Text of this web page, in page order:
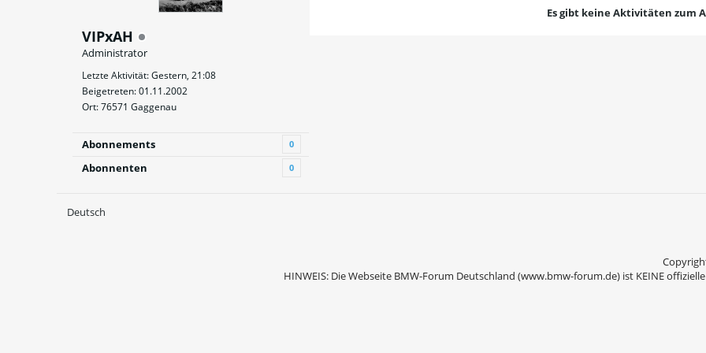
VIPxAH
Administrator
Letzte Aktivität: Gestern, 21:08
Beigetreten: 01.11.2002
Ort: 76571 Gaggenau
Abonnements 0
Abonnenten 0
Es gibt keine Aktivitäten zum
Deutsch
HINWEIS: Die Webseite BMW-Forum Deutschland (www.bmw-forum.de) ist KEINE